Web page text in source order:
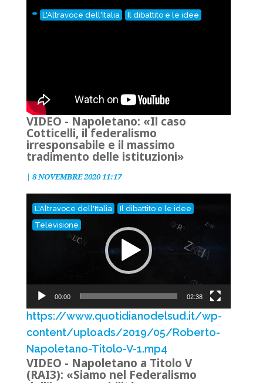
L'Altravoce dell'Italia Il dibattito e le idee
VIDEO - Napoletano: «Il caso
Cotticelli, il federalismo
irresponsabile e il massimo
tradimento delle istituzioni»
| 8 NOVEMBRE 2020 11:17
Video
Player
00:00 02:38
https://www.quotidianodelsud.it/wp-
content/uploads/2019/05/Roberto-
Napoletano-Titolo-V-1.mp4
L'Altravoce dell'Italia
Il dibattito e le idee
Televisione
VIDEO - Napoletano a Titolo V
(RAI3): «Siamo nel Federalismo